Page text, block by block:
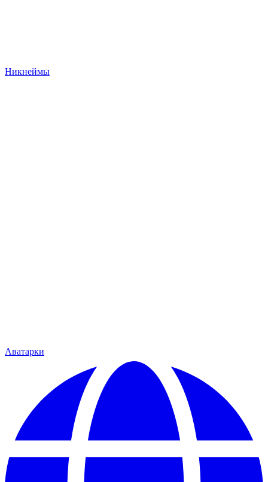
Никнеймы
Аватарки